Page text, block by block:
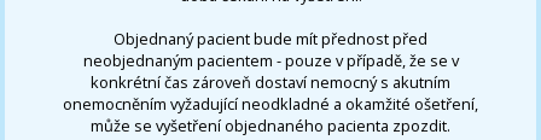
Objednaný pacient bude mít přednost před
neobjednaným pacientem - pouze v případě, že se v
konkrétní čas zároveň dostaví nemocný s akutním
onemocněním vyžadující neodkladné a okamžité ošetření,
může se vyšetření objednaného pacienta zpozdit.